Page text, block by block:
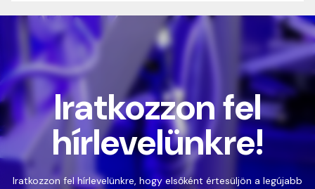
Iratkozzon fel
hírlevelünkre!
Iratkozzon fel hírlevelünkre, hogy elsőként értesüljön a legújabb